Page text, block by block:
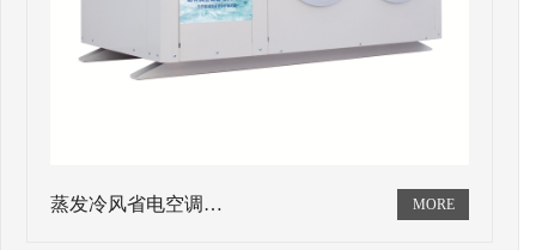
蒸发冷风省电空调…